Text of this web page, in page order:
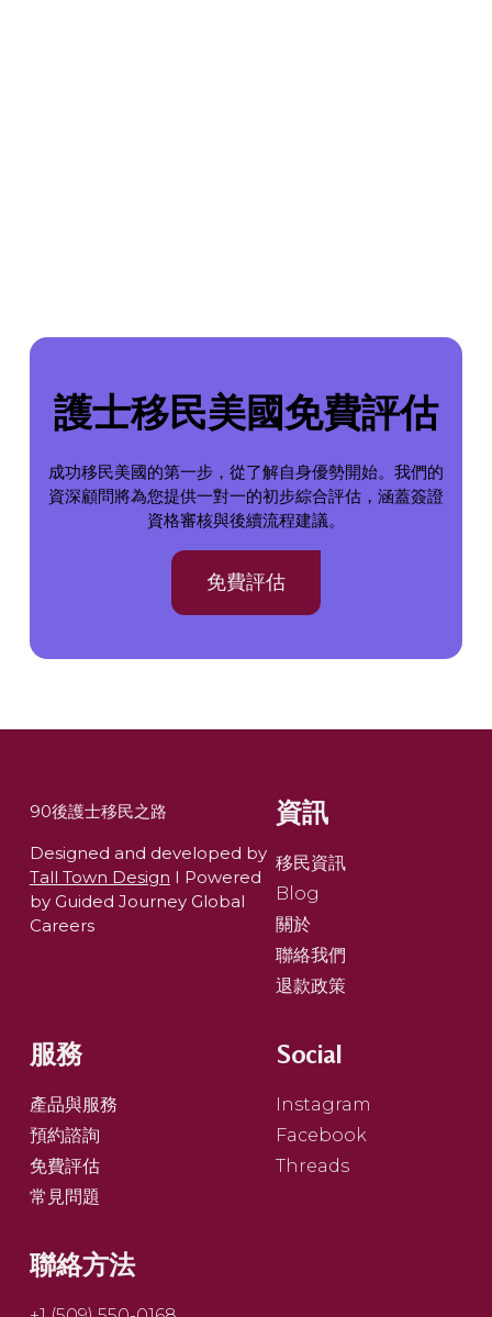
護士移民美國免費評估
成功移民美國的第一步，從了解自身優勢開始。我們的
資深顧問將為您提供一對一的初步綜合評估，涵蓋簽證
資格審核與後續流程建議。
免費評估
90後護士移民之路
Designed and developed by
Tall Town Design I Powered
by Guided Journey Global
Careers
資訊
移民資訊
Blog
關於
聯絡我們
退款政策
服務
產品與服務
預約諮詢
免費評估
常見問題
Social
Instagram
Facebook
Threads
聯絡方法